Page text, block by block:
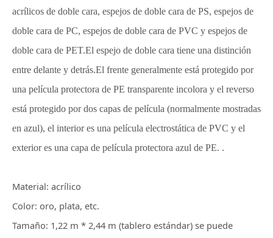
acrílicos de doble cara, espejos de doble cara de PS, espejos de
doble cara de PC, espejos de doble cara de PVC y espejos de
doble cara de PET.El espejo de doble cara tiene una distinción
entre delante y detrás.El frente generalmente está protegido por
una película protectora de PE transparente incolora y el reverso
está protegido por dos capas de película (normalmente mostradas
en azul), el interior es una película electrostática de PVC y el
exterior es una capa de película protectora azul de PE. .
Material: acrílico
Color: oro, plata, etc.
Tamaño: 1,22 m * 2,44 m (tablero estándar) se puede